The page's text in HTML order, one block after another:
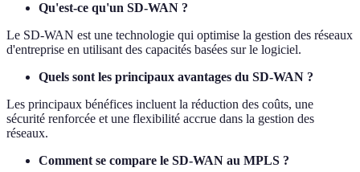
Qu'est-ce qu'un SD-WAN ?
Le SD-WAN est une technologie qui optimise la gestion des réseaux
d'entreprise en utilisant des capacités basées sur le logiciel.
Quels sont les principaux avantages du SD-WAN ?
Les principaux bénéfices incluent la réduction des coûts, une
sécurité renforcée et une flexibilité accrue dans la gestion des
réseaux.
Comment se compare le SD-WAN au MPLS ?